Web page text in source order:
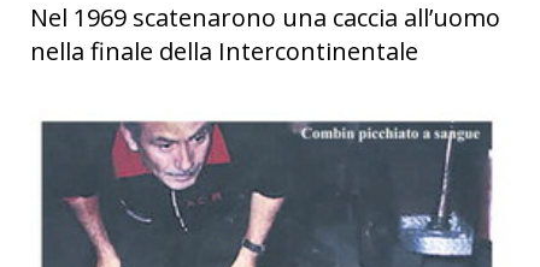
Nel 1969 scatenarono una caccia all’uomo
nella finale della Intercontinentale